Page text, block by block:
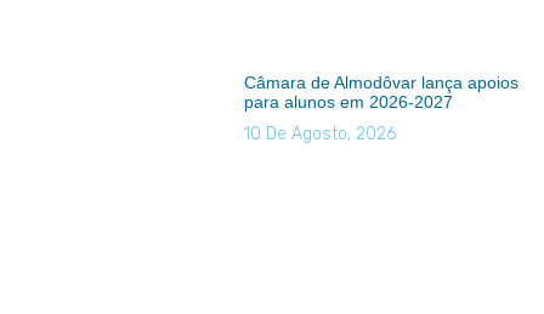
Câmara de Almodôvar lança apoios
para alunos em 2026-2027
10 De Agosto, 2026